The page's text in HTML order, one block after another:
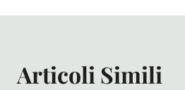
Articoli Simili